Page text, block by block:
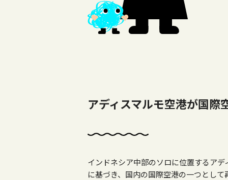
アディスマルモ空港が国際
インドネシア中部のソロに位置するア
に基づき、国内の国際空港の一つとし